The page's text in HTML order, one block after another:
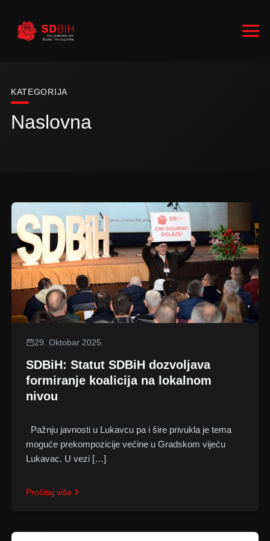
RUKOVODSTVO
ZASTUPNICI
KATEGORIJA
Naslovna
29. Oktobar 2025.
SDBiH: Statut SDBiH dozvoljava
formiranje koalicija na lokalnom
nivou
Pažnju javnosti u Lukavcu pa i šire privukla je tema
moguće prekompozicije većine u Gradskom vijeću
Lukavac. U vezi […]
Pročitaj više